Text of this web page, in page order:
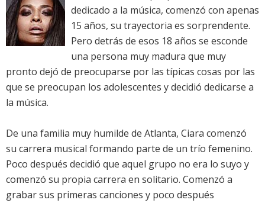
dedicado a la música, comenzó con apenas
15 años, su trayectoria es sorprendente.
Pero detrás de esos 18 años se esconde
una persona muy madura que muy
pronto dejó de preocuparse por las típicas cosas por las
que se preocupan los adolescentes y decidió dedicarse a
la música.
De una familia muy humilde de Atlanta, Ciara comenzó
su carrera musical formando parte de un trío femenino.
Poco después decidió que aquel grupo no era lo suyo y
comenzó su propia carrera en solitario. Comenzó a
grabar sus primeras canciones y poco después